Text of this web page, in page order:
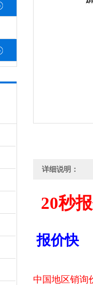
详细说明：
20秒
报价快
中国地区销询